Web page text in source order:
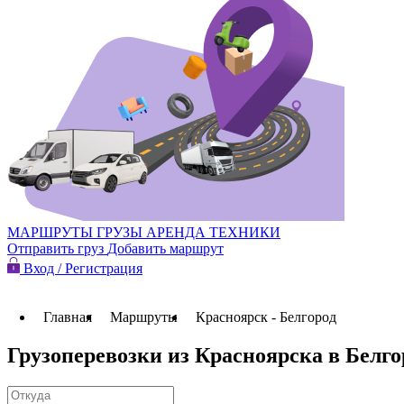
МАРШРУТЫ ГРУЗЫ АРЕНДА ТЕХНИКИ
Отправить груз Добавить маршрут
Вход / Регистрация
Главная Маршруты Красноярск - Белгород
Грузоперевозки из Красноярска в